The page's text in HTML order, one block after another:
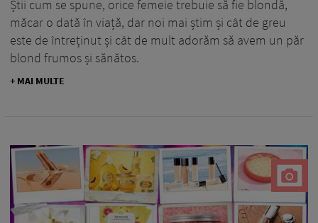
Știi cum se spune, orice femeie trebuie să fie blondă,
măcar o dată în viață, dar noi mai știm și cât de greu
este de întreținut și cât de mult adorăm să avem un păr
blond frumos și sănătos.
+ MAI MULTE